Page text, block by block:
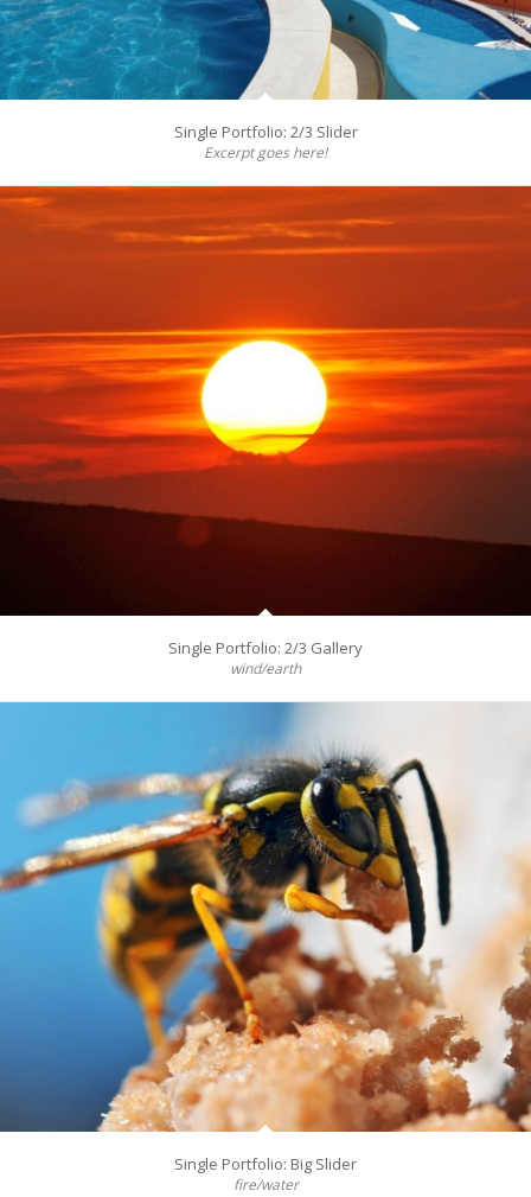
Single Portfolio: 2/3 Slider
Excerpt goes here!
Single Portfolio: 2/3 Gallery
wind/earth
Single Portfolio: Big Slider
fire/water